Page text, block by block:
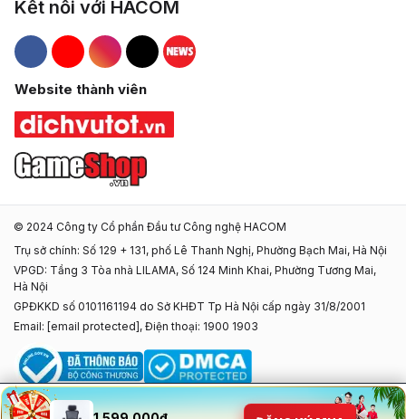
Kết nối với HACOM
Hacom Facebook
Hacom YouTube
Hacom Instagram
Hacom TikTok
Website thành viên
© 2024 Công ty Cổ phần Đầu tư Công nghệ HACOM
Trụ sở chính: Số 129 + 131, phố Lê Thanh Nghị, Phường Bạch Mai, Hà Nội
VPGD: Tầng 3 Tòa nhà LILAMA, Số 124 Minh Khai, Phường Tương Mai,
Hà Nội
GPĐKKD số 0101161194 do Sở KHĐT Tp Hà Nội cấp ngày 31/8/2001
Email: [email protected] , Điện thoại: 1900 1903